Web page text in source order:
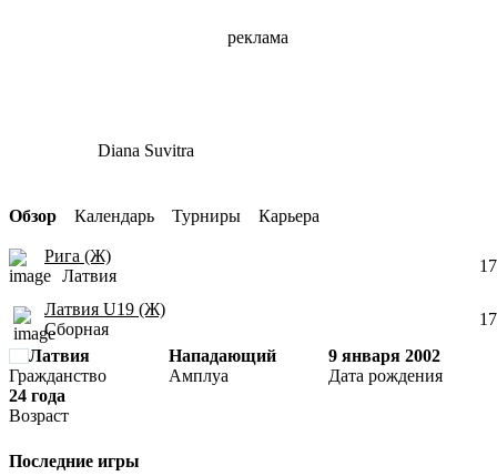
реклама
Diana Suvitra
Обзор Календарь Турниры Карьера
Рига (Ж)
Латвия
17
Латвия U19 (Ж)
Сборная
17
Латвия
Гражданство
Нападающий
Амплуа
9 января 2002
Дата рождения
24 года
Возраст
Последние игры